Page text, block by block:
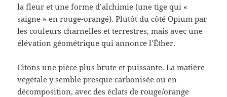
la fleur et une forme d’alchimie (une tige qui «
saigne » en rouge-orangé). Plutôt du côté Opium par
les couleurs charnelles et terrestres, mais avec une
élévation géométrique qui annonce l’Éther.
Citons une pièce plus brute et puissante. La matière
végétale y semble presque carbonisée ou en
décomposition, avec des éclats de rouge/orange